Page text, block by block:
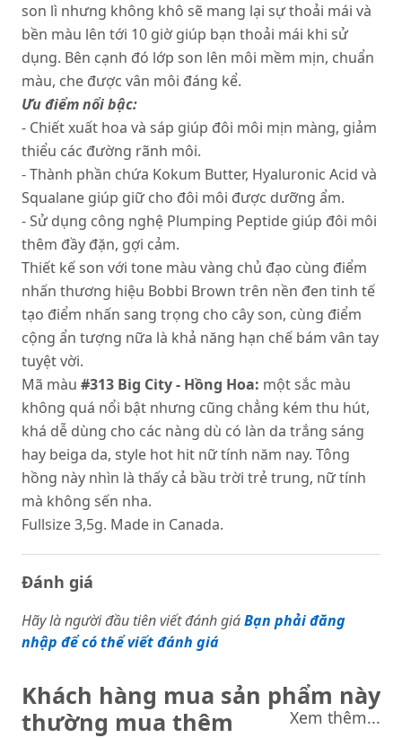
son lì nhưng không khô sẽ mang lại sự thoải mái và
bền màu lên tới 10 giờ giúp bạn thoải mái khi sử
dụng. Bên cạnh đó lớp son lên môi mềm mịn, chuẩn
màu, che được vân môi đáng kể.
Ưu điểm nổi bậc:
- Chiết xuất hoa và sáp giúp đôi môi mịn màng, giảm
thiểu các đường rãnh môi.
- Thành phần chứa Kokum Butter, Hyaluronic Acid và
Squalane giúp giữ cho đôi môi được dưỡng ẩm.
- Sử dụng công nghệ Plumping Peptide giúp đôi môi
thêm đầy đặn, gợi cảm.
Thiết kế son với tone màu vàng chủ đạo cùng điểm
nhấn thương hiệu Bobbi Brown trên nền đen tinh tế
tạo điểm nhấn sang trọng cho cây son, cùng điểm
cộng ẩn tượng nữa là khả năng hạn chế bám vân tay
tuyệt vời.
Mã màu #313 Big City - Hồng Hoa: một sắc màu
không quá nổi bật nhưng cũng chẳng kém thu hút,
khá dễ dùng cho các nàng dù có làn da trắng sáng
hay beiga da, style hot hit nữ tính năm nay. Tông
hồng này nhìn là thấy cả bầu trời trẻ trung, nữ tính
mà không sến nha.
Fullsize 3,5g. Made in Canada.
Đánh giá
Hãy là người đầu tiên viết đánh giáBạn phải đăng
nhập để có thể viết đánh giá
Khách hàng mua sản phẩm này
thường mua thêm
Xem thêm...